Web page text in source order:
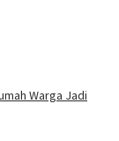
Warga Jadi